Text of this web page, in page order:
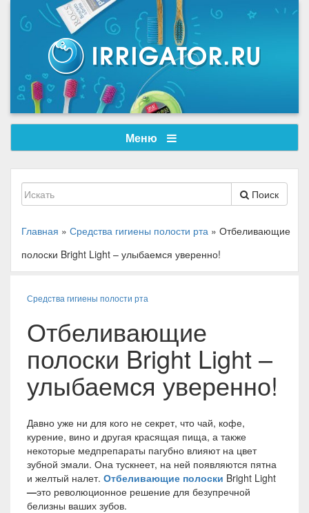
Меню
Поиск
Главная » Средства гигиены полости рта » Отбеливающие
полоски Bright Light – улыбаемся уверенно!
Средства гигиены полости рта
Отбеливающие
полоски Bright Light –
улыбаемся уверенно!
Давно уже ни для кого не секрет, что чай, кофе,
курение, вино и другая красящая пища, а также
некоторые медпрепараты пагубно влияют на цвет
зубной эмали. Она тускнеет, на ней появляются пятна
и желтый налет. Отбеливающие полоски Bright Light
—это революционное решение для безупречной
белизны ваших зубов.